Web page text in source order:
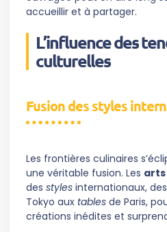
accueillir et à partager.
L’influence des
culturelles
Fusion des styles
Les frontières culinaires
une véritable fusion. Les arts
des styles internationaux, des
Tokyo aux tables de Paris,
créations inédites et